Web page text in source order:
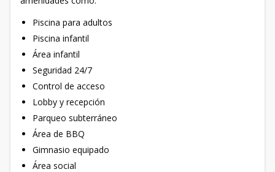
Piscina para adultos
Piscina infantil
Área infantil
Seguridad 24/7
Control de acceso
Lobby y recepción
Parqueo subterráneo
Área de BBQ
Gimnasio equipado
Área social